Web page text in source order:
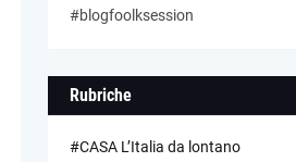
#blogfoolksession
Rubriche
#CASA L’Italia da lontano